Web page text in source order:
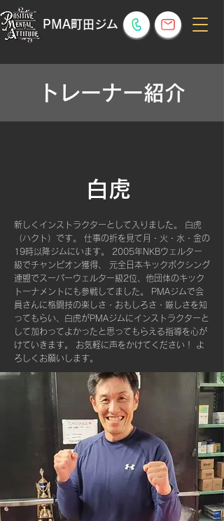
​PMA町田ジム
​トレーナー紹介
新しくインストラクターとして入りました。 白虎
（ハクト）です。 仕事の折を見て月・火・水・金の
19時以降ジムにいます。 2005年NKBウェルター
級でチャンピオン獲得、 元全日本キックボクシング
連盟でスーパーウェルター級2位、他団体のキック
トーナメントにも参戦してました。 PMAジムで会
員さんに格闘技の楽しさ・おもしろさ・厳しさを知
ってもらい、白虎がPMAジムにインストラクターと
して加わってよかったと思ってもらえる指導を心が
けていきます。 お気軽に声をかけてください！ よ
ろしくお願いします。
​白虎